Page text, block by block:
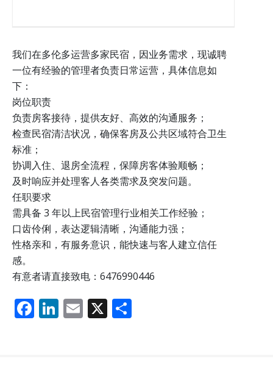
我们在多伦多运营多家民宿，因业务需求，现诚聘
一位有经验的管理者负责日常运营，具体信息如
下：
岗位职责
负责房客接待，提供友好、高效的沟通服务；
检查民宿清洁状况，确保客房及公共区域符合卫生
标准；
协调入住、退房全流程，保障房客体验顺畅；
及时响应并处理客人各类需求及突发问题。
任职要求
需具备 3 年以上民宿管理行业相关工作经验；
口齿伶俐，表达逻辑清晰，沟通能力强；
性格亲和，有服务意识，能快速与客人建立信任
感。
有意者请直接致电：6476990446
F Li E X